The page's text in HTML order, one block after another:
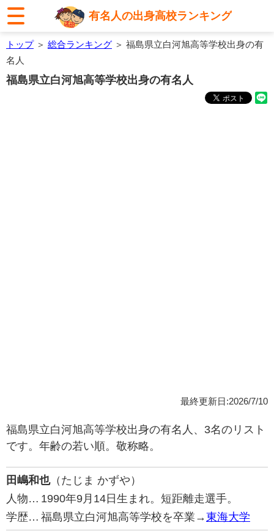
有名人の出身高校ランキング
トップ＞ 総合ランキング ＞ 福島県立白河旭高等学校出身の有
名人
福島県立白河旭高等学校出身の有名人
最終更新日:2026/7/10
福島県立白河旭高等学校出身の有名人、3名のリスト
です。年齢の若い順。敬称略。
田嶋和也（たじま かずや）
人物… 1990年9月14日生まれ。短距離走選手。
学歴… 福島県立白河旭高等学校を卒業→東海大学